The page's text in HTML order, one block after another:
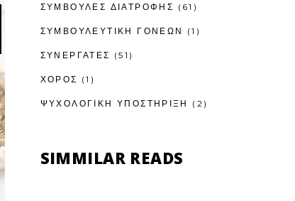
ΣΥΜΒΟΥΛΕΣ ΔΙΑΤΡΟΦΗΣ (61)
ΣΥΜΒΟΥΛΕΥΤΙΚΉ ΓΟΝΈΩΝ (1)
ΣΥΝΕΡΓΑΤΕΣ (51)
ΧΟΡΟΣ (1)
ΨΥΧΟΛΟΓΙΚΉ ΥΠΟΣΤΉΡΙΞΗ (2)
SIMMILAR READS